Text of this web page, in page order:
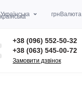
Українська грн Валюта
+38 (096) 552-50-32
+38 (063) 545-00-72
Замовити дзвінок